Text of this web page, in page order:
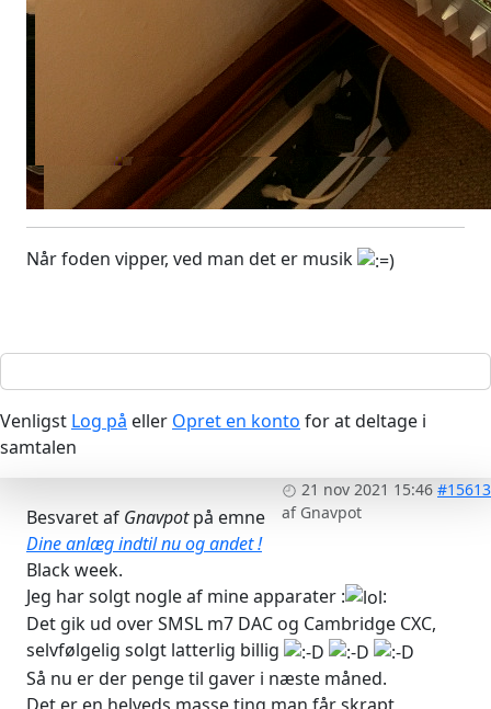
Når foden vipper, ved man det er musik
Venligst Log på eller Opret en konto for at deltage i
samtalen
21 nov 2021 15:46 #15613
af Gnavpot
Besvaret af Gnavpotpå emne
Dine anlæg indtil nu og andet !
Black week.
Jeg har solgt nogle af mine apparater :
:
Det gik ud over SMSL m7 DAC og Cambridge CXC,
selvfølgelig solgt latterlig billig
Så nu er der penge til gaver i næste måned.